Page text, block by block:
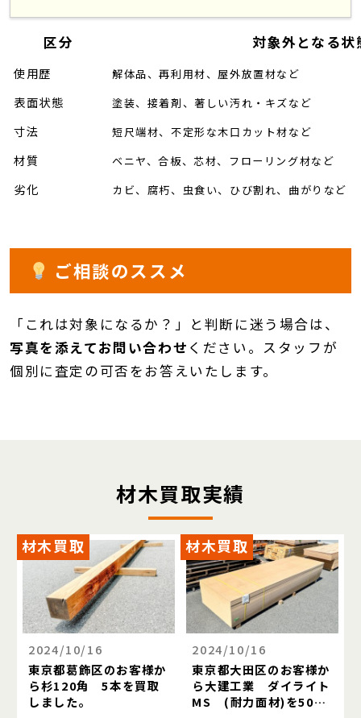
区分 対象外となる状
使用歴 解体品、再利用材、屋外放置材など
表面状態 塗装、接着剤、著しい汚れ・キズなど
寸法 短尺端材、不定形な木口カット材など
材質 ベニヤ、合板、芯材、フローリング材など
劣化 カビ、腐朽、虫食い、ひび割れ、曲がりなど
ご相談のススメ
「これは対象になるか？」と判断に迷う場合は、
写真を添えてお問い合わせ ください。スタッフが
個別に査定の可否をお答えいたします。
材木買取実績
材木買取
2024/10/16
東京都葛飾区のお客様か
ら杉120角 5本を買取
しました。
材木買取
2024/10/16
東京都大田区のお客様か
ら大建工業 ダイライト
MS (耐力面材)を500